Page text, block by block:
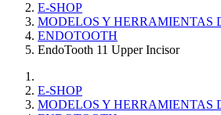
E-SHOP
MODELOS Y HERRAMIENTAS
ENDOTOOTH
EndoTooth 11 Upper Incisor
E-SHOP
MODELOS Y HERRAMIENTAS